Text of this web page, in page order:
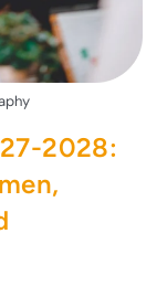
2028: